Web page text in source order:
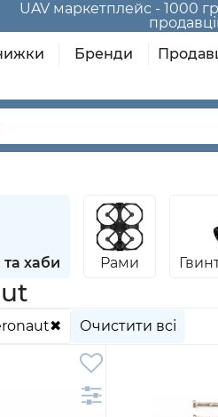
UAV маркетплейс - 1000
Бренди
хаби Рами
Очистити всі